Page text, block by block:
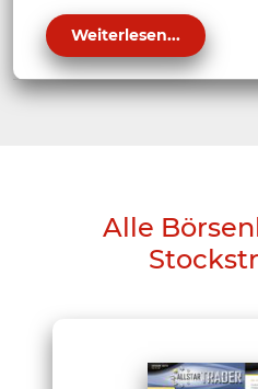
Weiterlesen...
Alle